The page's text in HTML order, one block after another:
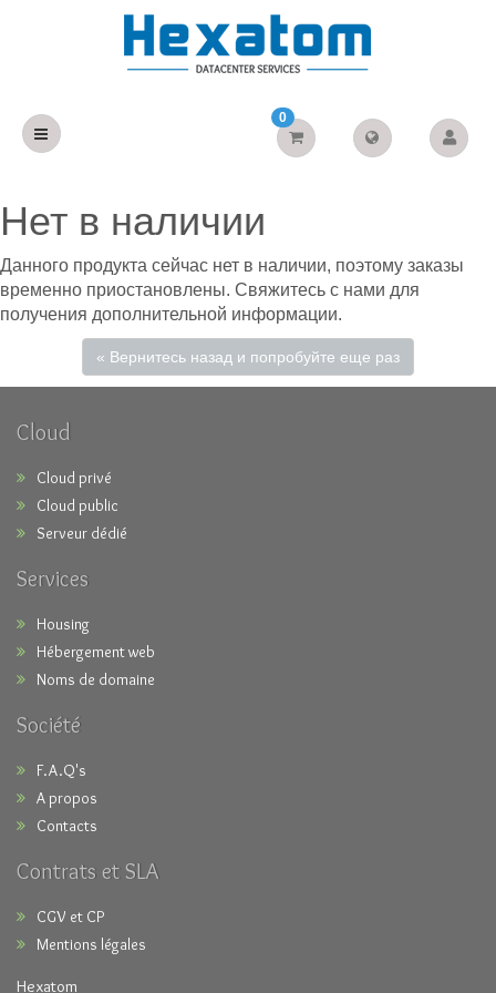
0
Нет в наличии
Данного продукта сейчас нет в наличии, поэтому заказы
временно приостановлены. Свяжитесь с нами для
получения дополнительной информации.
« Вернитесь назад и попробуйте еще раз
Cloud
Cloud privé
Cloud public
Serveur dédié
Services
Housing
Hébergement web
Noms de domaine
Société
F.A.Q's
A propos
Contacts
Contrats et SLA
CGV et CP
Mentions légales
Hexatom